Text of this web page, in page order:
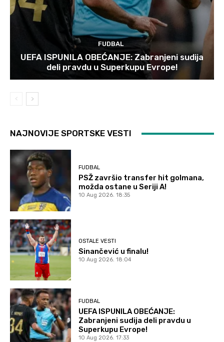
FUDBAL
UEFA ISPUNILA OBEĆANJE: Zabranjeni sudija
deli pravdu u Superkupu Evrope!
NAJNOVIJE SPORTSKE VESTI
FUDBAL
PSŽ završio transfer hit golmana,
možda ostane u Seriji A!
10 Aug 2026. 18:35
OSTALE VESTI
Sinančević u finalu!
10 Aug 2026. 18:04
FUDBAL
UEFA ISPUNILA OBEĆANJE:
Zabranjeni sudija deli pravdu u
Superkupu Evrope!
10 Aug 2026. 17:33